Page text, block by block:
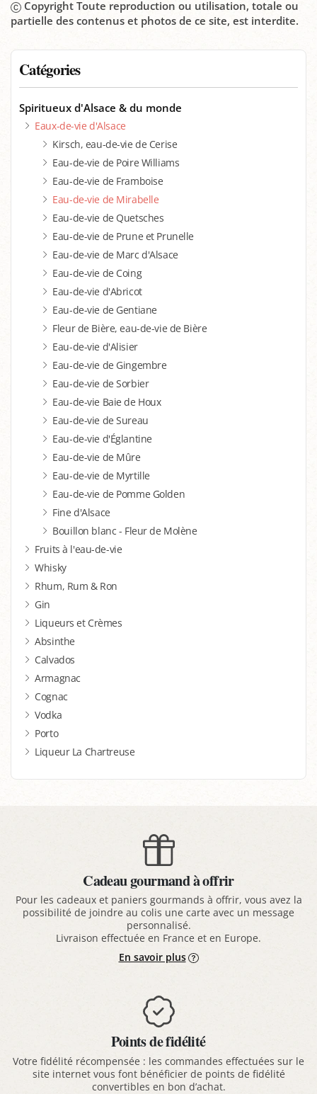
Catégories
Spiritueux d'Alsace & du monde
Eaux-de-vie d'Alsace
Kirsch, eau-de-vie de Cerise
Eau-de-vie de Poire Williams
Eau-de-vie de Framboise
Eau-de-vie de Mirabelle
Eau-de-vie de Quetsches
Eau-de-vie de Prune et Prunelle
Eau-de-vie de Marc d'Alsace
Eau-de-vie de Coing
Eau-de-vie d'Abricot
Eau-de-vie de Gentiane
Fleur de Bière, eau-de-vie de Bière
Eau-de-vie d'Alisier
Eau-de-vie de Gingembre
Eau-de-vie de Sorbier
Eau-de-vie Baie de Houx
Eau-de-vie de Sureau
Eau-de-vie d'Églantine
Eau-de-vie de Mûre
Eau-de-vie de Myrtille
Eau-de-vie de Pomme Golden
Fine d'Alsace
Bouillon blanc - Fleur de Molène
Fruits à l'eau-de-vie
Whisky
Rhum, Rum & Ron
Gin
Liqueurs et Crèmes
Absinthe
Calvados
Armagnac
Cognac
Vodka
Porto
Liqueur La Chartreuse
Copyright Toute reproduction ou utilisation, totale ou
partielle des contenus et photos de ce site, est interdite.
Cadeau gourmand à offrir
Pour les cadeaux et paniers gourmands à offrir, vous avez la
possibilité de joindre au colis une carte avec un message
personnalisé.
Livraison effectuée en France et en Europe.
En savoir plus
Points de fidélité
Votre fidélité récompensée : les commandes effectuées sur le
site internet vous font bénéficier de points de fidélité
convertibles en bon d’achat.